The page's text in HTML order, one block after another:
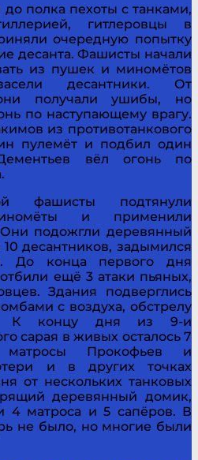
полка пехоты с танками,
гитлеровцы в
очередную попытку
десанта. Фашисты начали
из пушек и миномётов
десантники. От
получали ушибы, но
по наступающему врагу.
из противотанкового
пулемёт и подбил один
вёл огонь по
фашисты подтянули
и применили
подожгли деревянный
десантников, задымился
До конца первого дня
ещё 3 атаки пьяных,
Здания подверглись
с воздуха, обстрелу
К концу дня из 9-и
сарая в живых осталось 7
матросы Прокофьев и
и в других точках
от нескольких танковых
деревянный домик,
4 матроса и 5 сапёров. В
не было, но многие были